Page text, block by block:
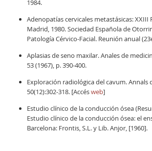
1984.
Adenopatías cervicales metastásicas: XXIII
Madrid, 1980. Sociedad Española de
Patología Cérvico-Facial. Reunión anual
Aplasias de seno maxilar. Anales de
53 (1967), p. 390-400.
Exploración radiológica del cavum. Annals
50(12):302-318. [Accésweb]
Estudio clínico de la conducción ósea
Estudio clínico de la conducción ósea: el
Barcelona: Frontis, S.L. y Lib. Anjor, [1960].